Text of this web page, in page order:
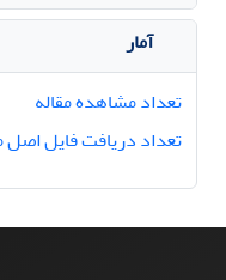
آمار
تعداد مشاهده مقاله
تعداد دریافت فایل اصل